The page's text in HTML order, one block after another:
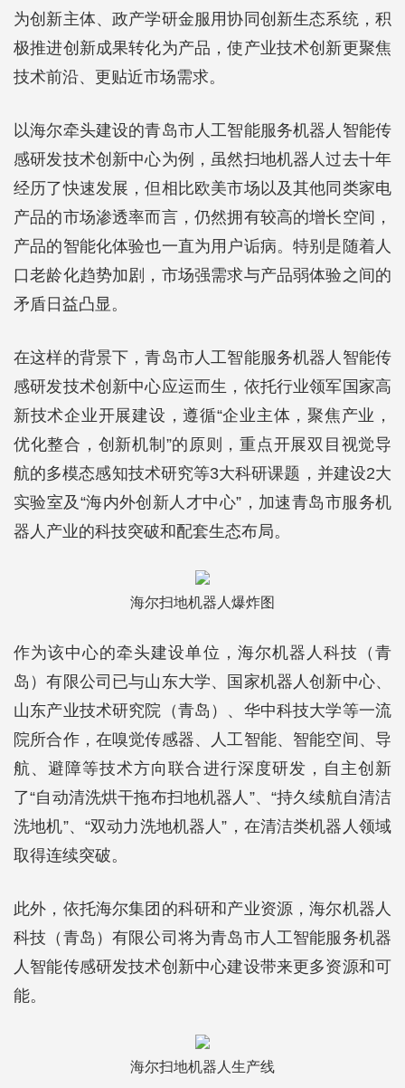
为创新主体、政产学研金服用协同创新生态系统，积
极推进创新成果转化为产品，使产业技术创新更聚焦
技术前沿、更贴近市场需求。
以海尔牵头建设的青岛市人工智能服务机器人智能传
感研发技术创新中心为例，虽然扫地机器人过去十年
经历了快速发展，但相比欧美市场以及其他同类家电
产品的市场渗透率而言，仍然拥有较高的增长空间，
产品的智能化体验也一直为用户诟病。特别是随着人
口老龄化趋势加剧，市场强需求与产品弱体验之间的
矛盾日益凸显。
在这样的背景下，青岛市人工智能服务机器人智能传
感研发技术创新中心应运而生，依托行业领军国家高
新技术企业开展建设，遵循“企业主体，聚焦产业，
优化整合，创新机制”的原则，重点开展双目视觉导
航的多模态感知技术研究等3大科研课题，并建设2大
实验室及“海内外创新人才中心”，加速青岛市服务机
器人产业的科技突破和配套生态布局。
海尔扫地机器人爆炸图
作为该中心的牵头建设单位，海尔机器人科技（青
岛）有限公司已与山东大学、国家机器人创新中心、
山东产业技术研究院（青岛）、华中科技大学等一流
院所合作，在嗅觉传感器、人工智能、智能空间、导
航、避障等技术方向联合进行深度研发，自主创新
了“自动清洗烘干拖布扫地机器人”、“持久续航自清洁
洗地机”、“双动力洗地机器人”，在清洁类机器人领域
取得连续突破。
此外，依托海尔集团的科研和产业资源，海尔机器人
科技（青岛）有限公司将为青岛市人工智能服务机器
人智能传感研发技术创新中心建设带来更多资源和可
能。
海尔扫地机器人生产线